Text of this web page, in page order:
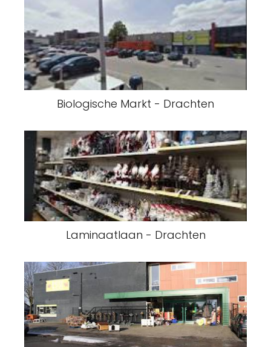
Biologische Markt - Drachten
Laminaatlaan - Drachten